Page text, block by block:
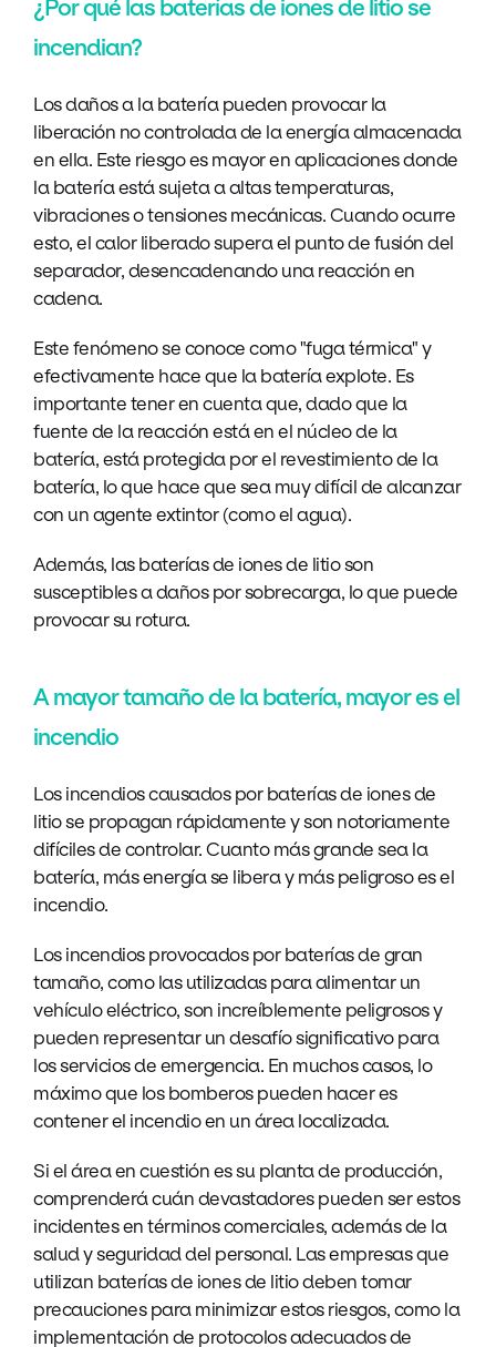
¿Por qué las baterías de iones de litio se
incendian?
Los daños a la batería pueden provocar la
liberación no controlada de la energía almacenada
en ella. Este riesgo es mayor en aplicaciones donde
la batería está sujeta a altas temperaturas,
vibraciones o tensiones mecánicas. Cuando ocurre
esto, el calor liberado supera el punto de fusión del
separador, desencadenando una reacción en
cadena.
Este fenómeno se conoce como "fuga térmica" y
efectivamente hace que la batería explote. Es
importante tener en cuenta que, dado que la
fuente de la reacción está en el núcleo de la
batería, está protegida por el revestimiento de la
batería, lo que hace que sea muy difícil de alcanzar
con un agente extintor (como el agua).
Además, las baterías de iones de litio son
susceptibles a daños por sobrecarga, lo que puede
provocar su rotura.
A mayor tamaño de la batería, mayor es el
incendio
Los incendios causados por baterías de iones de
litio se propagan rápidamente y son notoriamente
difíciles de controlar. Cuanto más grande sea la
batería, más energía se libera y más peligroso es el
incendio.
Los incendios provocados por baterías de gran
tamaño, como las utilizadas para alimentar un
vehículo eléctrico, son increíblemente peligrosos y
pueden representar un desafío significativo para
los servicios de emergencia. En muchos casos, lo
máximo que los bomberos pueden hacer es
contener el incendio en un área localizada.
Si el área en cuestión es su planta de producción,
comprenderá cuán devastadores pueden ser estos
incidentes en términos comerciales, además de la
salud y seguridad del personal. Las empresas que
utilizan baterías de iones de litio deben tomar
precauciones para minimizar estos riesgos, como la
implementación de protocolos adecuados de